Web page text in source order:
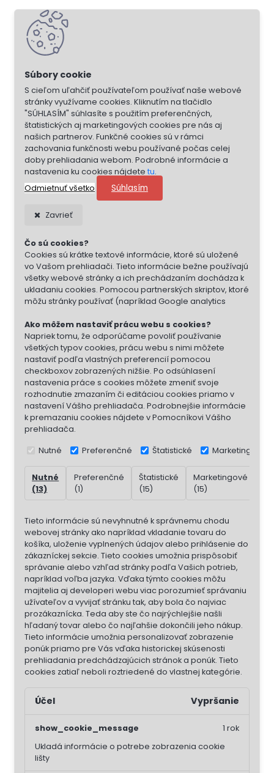
S cieľom uľahčiť používateľom používať naše webové
stránky využívame cookies. Kliknutím na tlačidlo
"SÚHLASÍM" súhlasíte s použitím preferenčných,
štatistických aj marketingových cookies pre nás aj
našich partnerov. Funkčné cookies sú v rámci
zachovania funkčnosti webu používané počas celej
doby prehliadania webom. Podrobné informácie a
nastavenia ku cookies nájdete tu.
Odmietnuť všetko
Súhlasím
Zavrieť
Čo sú cookies?
Cookies sú krátke textové informácie, ktoré sú uložené
vo Vašom prehliadači. Tieto informácie bežne používajú
všetky webové stránky a ich prechádzaním dochádza k
ukladaniu cookies. Pomocou partnerských skriptov, ktoré
môžu stránky používať (napríklad Google analytics
Ako môžem nastaviť prácu webu s cookies?
Napriek tomu, že odporúčame povoliť používanie
všetkých typov cookies, prácu webu s nimi môžete
nastaviť podľa vlastných preferencií pomocou
checkboxov zobrazených nižšie. Po odsúhlasení
nastavenia práce s cookies môžete zmeniť svoje
rozhodnutie zmazaním či editáciou cookies priamo v
nastavení Vášho prehliadača. Podrobnejšie informácie
k premazaniu cookies nájdete v Pomocníkovi Vášho
prehliadača.
Nutné Preferenčné Štatistické Marketingové
Nutné
(13)
Preferenčné
(1)
Štatistické
(15)
Marketingové
(15)
Tieto informácie sú nevyhnutné k správnemu chodu
webovej stránky ako napríklad vkladanie tovaru do
košíka, uloženie vyplnených údajov alebo prihlásenie do
zákazníckej sekcie. Tieto cookies umožnia prispôsobiť
správanie alebo vzhľad stránky podľa Vašich potrieb,
napríklad voľba jazyka. Vďaka týmto cookies môžu
majitelia aj developeri webu viac porozumieť správaniu
užívateľov a vyvijať stránku tak, aby bola čo najviac
prozákaznícka. Teda aby ste čo najrýchlejšie našli
hľadaný tovar alebo čo najľahšie dokončili jeho nákup.
Tieto informácie umožnia personalizovať zobrazenie
ponúk priamo pre Vás vďaka historickej skúsenosti
prehliadania predchádzajúcich stránok a ponúk. Tieto
cookies zatiaľ neboli roztriedené do vlastnej kategórie.
Účel Vypršanie
show_cookie_message
Ukladá informácie o potrebe zobrazenia cookie
lišty
1 rok